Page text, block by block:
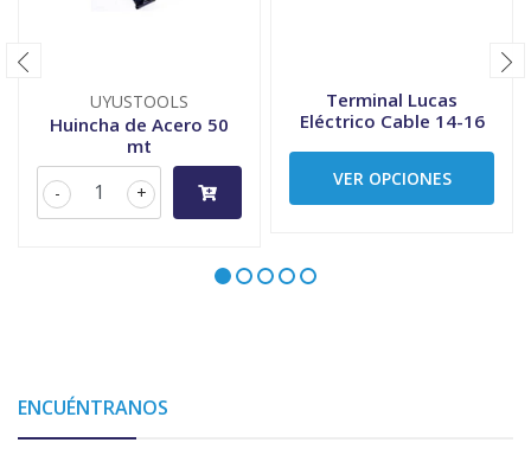
UYUSTOOLS
Huincha de Acero 50
mt
+
-
Terminal Lucas
Eléctrico Cable 14-16
VER OPCIONES
ENCUÉNTRANOS